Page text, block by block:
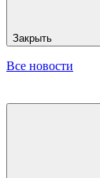
Закрыть
Все новости